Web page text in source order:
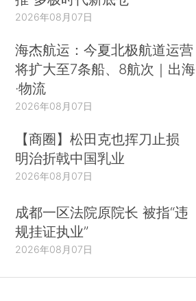
2026年08月07日
海杰航运：今夏北极航道运营
将扩大至7条船、8航次｜出海
·物流
2026年08月07日
【商圈】松田克也挥刀止损
明治折戟中国乳业
2026年08月07日
成都一区法院原院长 被指“违
规挂证执业”
2026年08月07日